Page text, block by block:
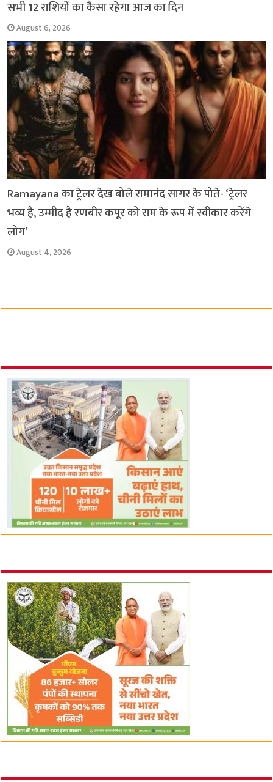
सभी 12 राशियों का कैसा रहेगा आज का दिन
August 6, 2026
Ramayana का ट्रेलर देख बोले रामानंद सागर के पोते- ‘ट्रेलर
भव्य है, उम्मीद है रणबीर कपूर को राम के रूप में स्वीकार करेंगे
लोग’
August 4, 2026